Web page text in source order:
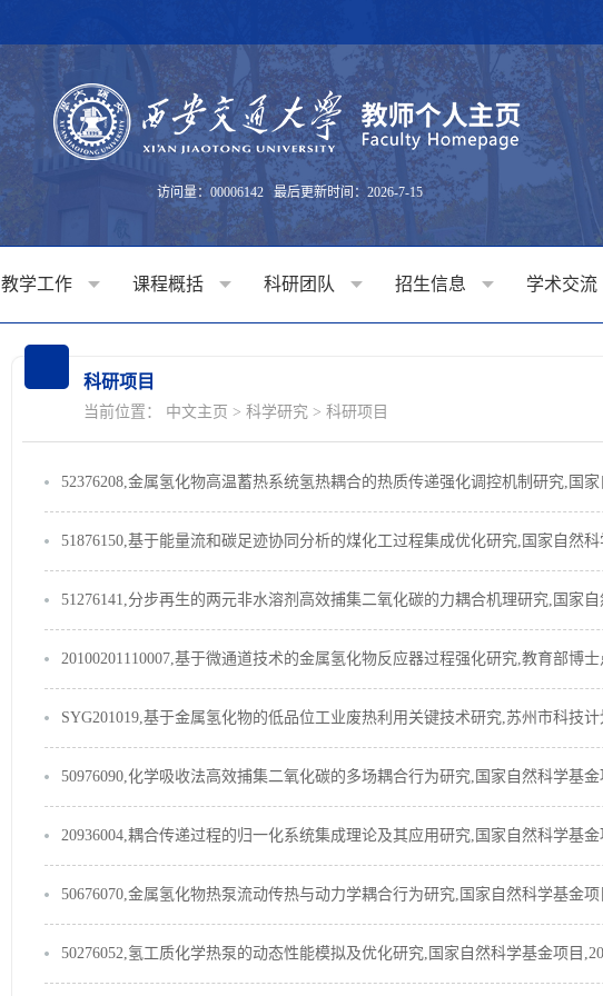
访问量：00006142 最后更新时间： 2026-7-15
教学工作 课程概括 科研团队 招生信息 学术交流
科研项目
当前位置： 中文主页 > 科学研究 > 科研项目
52376208,金属氢化物高温蓄热系统氢热耦合的热质传递强化调控机制研究,国
51876150,基于能量流和碳足迹协同分析的煤化工过程集成优化研究,国家自然
51276141,分步再生的两元非水溶剂高效捕集二氧化碳的力耦合机理研究,国家
20100201110007,基于微通道技术的金属氢化物反应器过程强化研究,教育部博
SYG201019,基于金属氢化物的低品位工业废热利用关键技术研究,苏州市科技计
50976090,化学吸收法高效捕集二氧化碳的多场耦合行为研究,国家自然科学基金
20936004,耦合传递过程的归一化系统集成理论及其应用研究,国家自然科学基金
50676070,金属氢化物热泵流动传热与动力学耦合行为研究,国家自然科学基金项
50276052,氢工质化学热泵的动态性能模拟及优化研究,国家自然科学基金项目